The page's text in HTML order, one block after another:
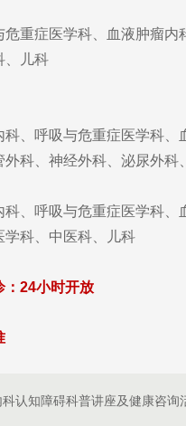
危重症医学科、血液肿瘤
、儿科
科、呼吸与危重症医学科
科、神经外科、泌尿外
科、呼吸与危重症医学科
学科、中医科、儿科
：24小时开放
认知障碍科普讲座及健康咨询